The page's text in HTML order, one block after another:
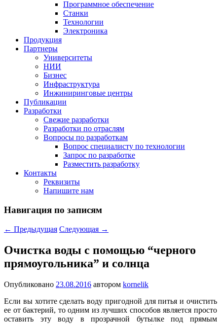
Программное обеспечение
Станки
Технологии
Электроника
Продукция
Партнеры
Университеты
НИИ
Бизнес
Инфраструктура
Инжиниринговые центры
Публикации
Разработки
Свежие разработки
Разработки по отраслям
Вопросы по разработкам
Вопрос специалисту по технологии
Запрос по разработке
Разместить разработку
Контакты
Реквизиты
Напишите нам
Навигация по записям
← Предыдущая Следующая →
Очистка воды с помощью “черного
прямоугольника” и солнца
Опубликовано 23.08.2016 автором kornelik
Если вы хотите сделать воду пригодной для питья и очистить
ее от бактерий, то одним из лучших способов является просто
оставить эту воду в прозрачной бутылке под прямым